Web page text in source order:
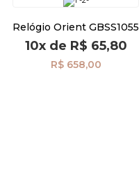
Relógio Orient GBSS1055
G1SX
10xde R$ 65,80
R$ 658,00